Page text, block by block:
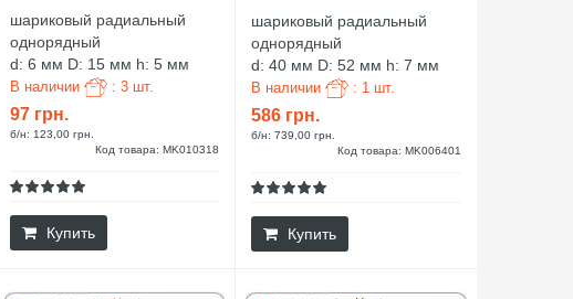
шариковый радиальный
однорядный
d: 6 мм D: 15 мм h: 5 мм
В наличии : 3 шт.
97 грн.
б/н: 123,00 грн.
Код товара: MK010318
Купить
шариковый радиальный
однорядный
d: 40 мм D: 52 мм h: 7 мм
В наличии : 1 шт.
586 грн.
б/н: 739,00 грн.
Код товара: MK006401
Купить